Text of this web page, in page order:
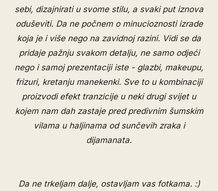
sebi, dizajnirati u svome stilu, a svaki put iznova
oduševiti. Da ne počnem o minucioznosti izrade
koja je i više nego na zavidnoj razini. Vidi se da
pridaje pažnju svakom detalju, ne samo odjeći
nego i samoj prezentaciji iste - glazbi, makeupu,
frizuri, kretanju manekenki. Sve to u kombinaciji
proizvodi efekt tranzicije u neki drugi svijet u
kojem nam dah zastaje pred predivnim šumskim
vilama u haljinama od sunčevih zraka i
dijamanata.
Da ne trkeljam dalje, ostavljam vas fotkama. :)